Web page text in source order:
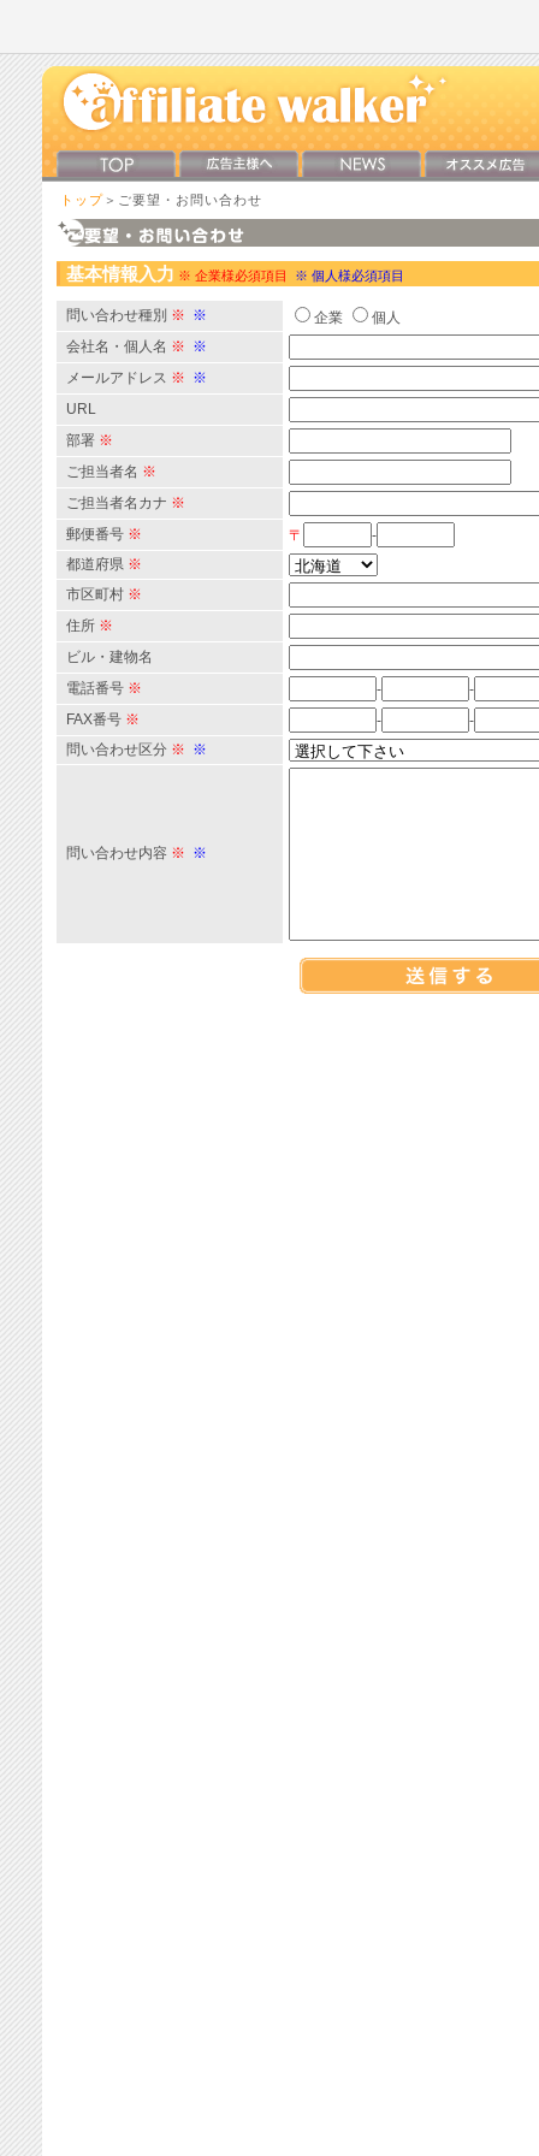
トップ ＞ご要望・お問い合わせ
基本情報入力 ※ 企業様必須項目 ※ 個人様必須項目
問い合わせ種別 ※ ※ 企業
個人
会社名・個人名 ※ ※
メールアドレス ※ ※
URL
部署 ※
ご担当者名 ※
ご担当者名カナ ※
郵便番号 ※ 〒
-
都道府県 ※
市区町村 ※
住所 ※
ビル・建物名
電話番号 ※ -
-
FAX番号 ※ -
-
問い合わせ区分 ※ ※
問い合わせ内容 ※ ※